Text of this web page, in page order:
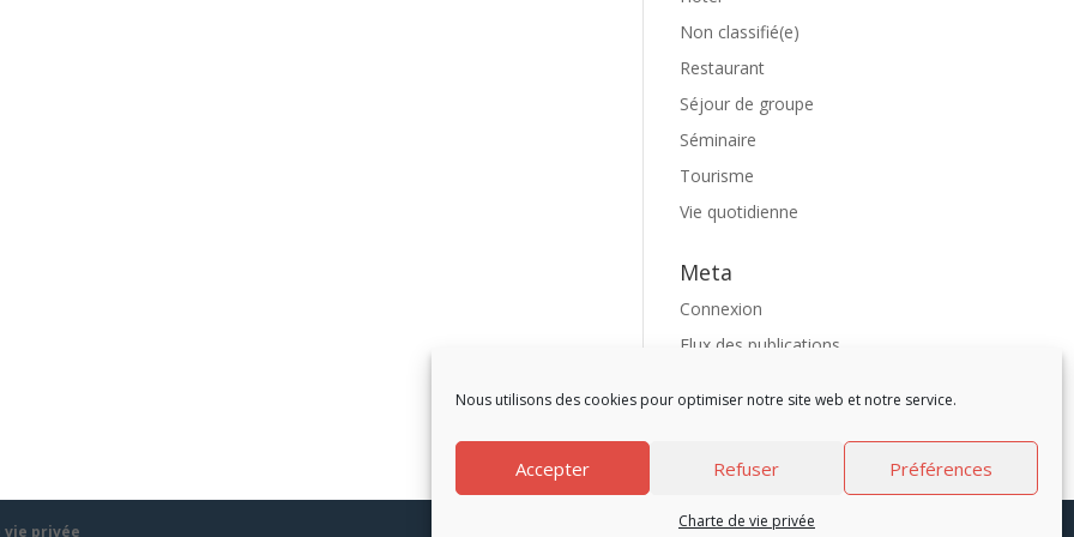
Nous utilisons des cookies pour optimiser notre site web et notre service.
Accepter Refuser Préférences
Charte de vie privée
Non classifié(e)
Restaurant
Séjour de groupe
Séminaire
Tourisme
Vie quotidienne
Meta
Connexion
Flux des publications
Site de WordPress-FR
vie privée